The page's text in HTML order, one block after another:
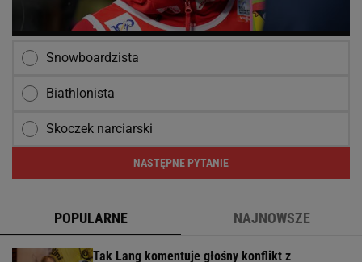
Snowboardzista
Biathlonista
Skoczek narciarski
NASTĘPNE PYTANIE
POPULARNE NAJNOWSZE
Tak Lang komentuje głośny konflikt z